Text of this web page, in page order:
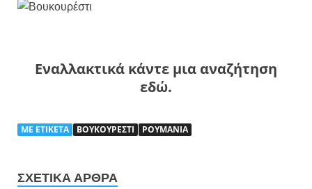
Εναλλακτικά κάντε μια αναζήτηση
εδώ.
ΜΕ ΕΤΙΚΈΤΑ ΒΟΥΚΟΥΡΕΣΤΙ ΡΟΥΜΑΝΙΑ
ΣΧΕΤΙΚΆ ΆΡΘΡΑ